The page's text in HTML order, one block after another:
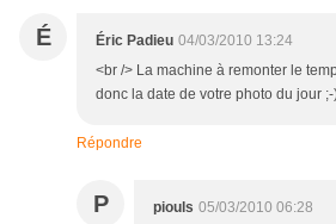
É Éric Padieu 04/03/2010 13:24
<br /> La machine à remonter le
donc la date de votre photo du jour
Répondre
P piouls 05/03/2010 06:28